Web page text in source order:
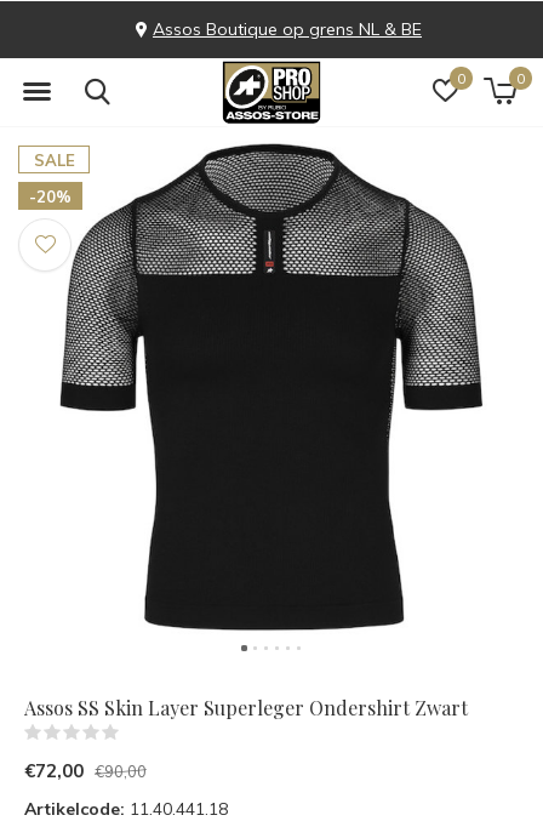
0 0
Assos Boutique op grens NL & BE
SALE
-20%
Assos SS Skin Layer Superleger Ondershirt Zwart
€72,00 €90,00
Artikelcode: 11.40.441.18